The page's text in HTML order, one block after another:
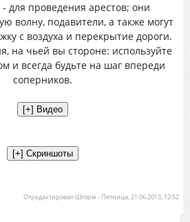
для проведения арестов; они
волну, подавители, а также могут
с воздуха и перекрытие дороги.
на чьей вы стороне: используйте
и всегда будьте на шаг впереди
соперников.
Отредактировал Шторм - Пятница, 21.06.2013, 12:52